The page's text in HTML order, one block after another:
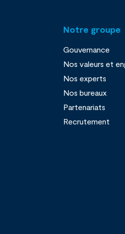
Notre groupe
Gouvernance
Nos valeurs et
Nos experts
Nos bureaux
Partenariats
Recrutement